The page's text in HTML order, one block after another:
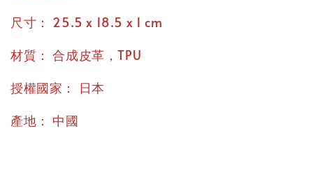
尺寸： 25.5 x 18.5 x 1 cm
材質： 合成皮革，TPU
授權國家： 日本
產地： 中國